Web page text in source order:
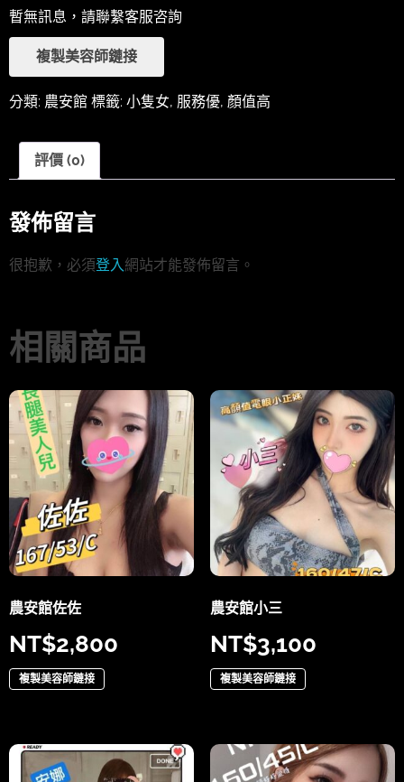
暫無訊息，請聯繫客服咨詢
複製美容師鏈接
分類: 農安館 標籤: 小隻女, 服務優, 顏值高
評價 (0)
發佈留言
很抱歉，必須登入網站才能發佈留言。
相關商品
農安館佐佐
NT$2,800
複製美容師鏈接
農安館小三
NT$3,100
複製美容師鏈接